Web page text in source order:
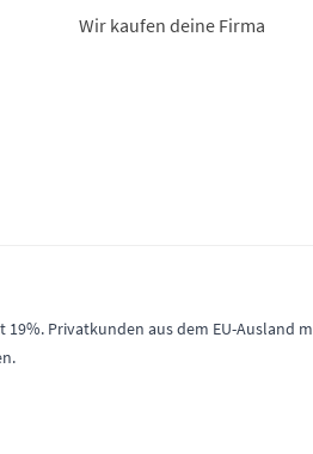
Wir kaufen deine Firma
Privatkunden aus dem EU-Ausland